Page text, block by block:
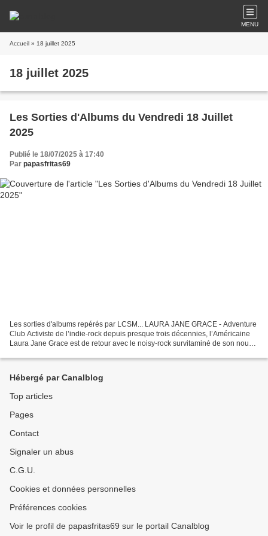
MENU
Accueil » 18 juillet 2025
18 juillet 2025
Les Sorties d'Albums du Vendredi 18 Juillet
2025
Publié le 18/07/2025 à 17:40
Par papasfritas69
Les sorties d'albums repérés par LCSM... LAURA JANE GRACE - Adventure
Club Activiste de l’indie-rock depuis presque trois décennies, l’Américaine
Laura Jane Grace est de retour avec le noisy-rock survitaminé de son nouvel
Hébergé par Canalblog
Top articles
Pages
Contact
Signaler un abus
C.G.U.
Cookies et données personnelles
Préférences cookies
Voir le profil de papasfritas69 sur le portail Canalblog